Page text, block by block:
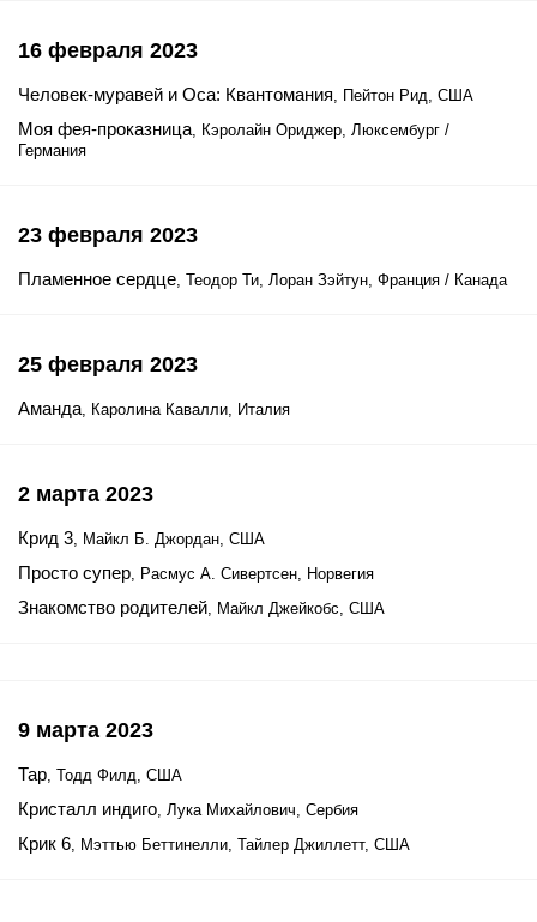
16 февраля 2023
Человек-муравей и Оса: Квантомания, Пейтон Рид, США
Моя фея-проказница, Кэролайн Ориджер, Люксембург /
Германия
23 февраля 2023
Пламенное сердце, Теодор Ти, Лоран Зэйтун, Франция / Канада
25 февраля 2023
Аманда, Каролина Кавалли, Италия
2 марта 2023
Крид 3, Майкл Б. Джордан, США
Просто супер, Расмус А. Сивертсен, Норвегия
Знакомство родителей, Майкл Джейкобс, США
9 марта 2023
Тар, Тодд Филд, США
Кристалл индиго, Лука Михайлович, Сербия
Крик 6, Мэттью Беттинелли, Тайлер Джиллетт, США